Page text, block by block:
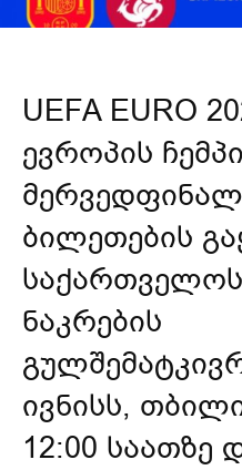
UEFA EURO
ევროპის
ბილეთების
ნაკრების
ივნისს,
12:00 საათზე